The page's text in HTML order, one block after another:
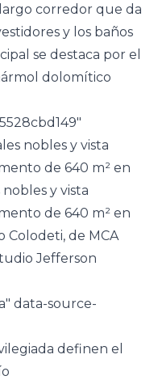
corredor que da
y los baños
se destaca por el
dolomítico
nobles y vista
de 640 m² en
y vista
de 640 m² en
Colodeti, de MCA
Jefferson
data-source-